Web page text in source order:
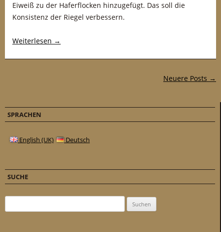
Eiweiß zu der Haferflocken hinzugefügt. Das soll die
Konsistenz der Riegel verbessern.
Weiterlesen →
Neuere Posts →
SPRACHEN
English (UK) Deutsch
SUCHE